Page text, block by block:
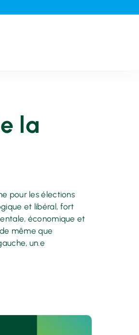
la
pour les élections
et libéral, fort
économique et
même que
un.e